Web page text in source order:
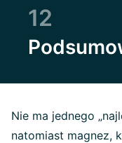
12
Nie ma jednego
natomiast magnez,